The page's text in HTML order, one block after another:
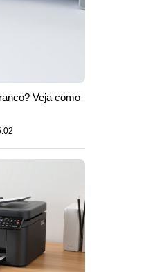
Veja como